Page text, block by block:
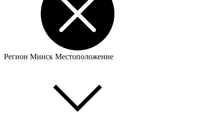
Регион Минск Местоположение